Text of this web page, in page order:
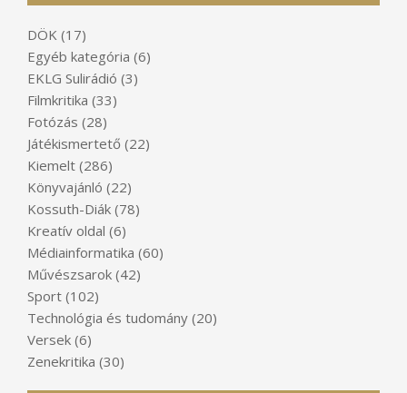
DÖK (17)
Egyéb kategória (6)
EKLG Sulirádió (3)
Filmkritika (33)
Fotózás (28)
Játékismertető (22)
Kiemelt (286)
Könyvajánló (22)
Kossuth-Diák (78)
Kreatív oldal (6)
Médiainformatika (60)
Művészsarok (42)
Sport (102)
Technológia és tudomány (20)
Versek (6)
Zenekritika (30)